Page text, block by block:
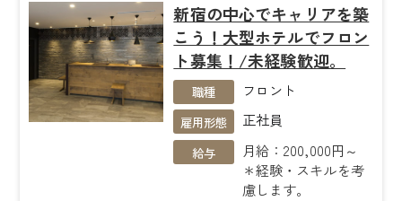
新宿の中心でキャリアを築
こう！大型ホテルでフロン
ト募集！/未経験歓迎。
職種 フロント
雇用形態 正社員
給与
月給：200,000円～
＊経験・スキルを考
慮します。